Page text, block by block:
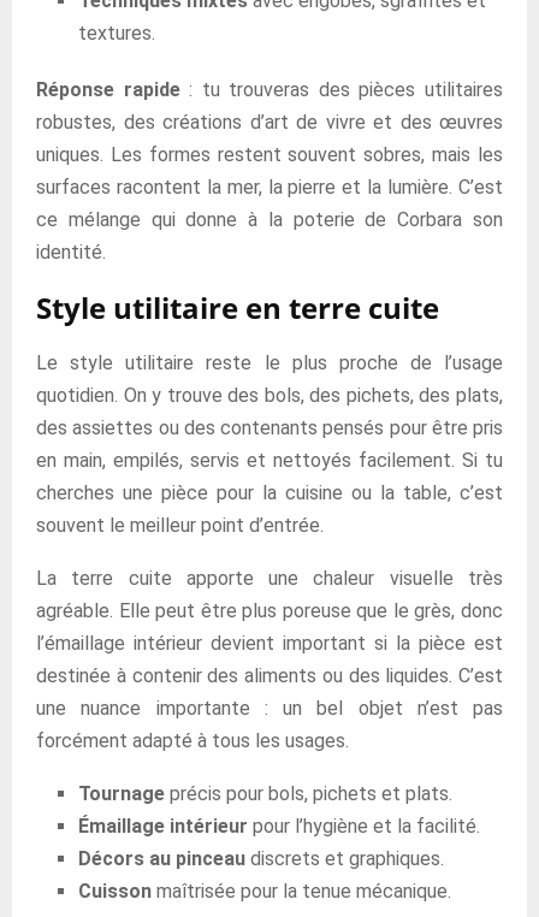
textures.
Réponse rapide: tu trouveras des pièces utilitaires
robustes, des créations d’art de vivre et des œuvres
uniques. Les formes restent souvent sobres, mais les
surfaces racontent la mer, la pierre et la lumière. C’est
ce mélange qui donne à la poterie de Corbara son
identité.
Style utilitaire en terre cuite
Le style utilitaire reste le plus proche de l’usage
quotidien. On y trouve des bols, des pichets, des plats,
des assiettes ou des contenants pensés pour être pris
en main, empilés, servis et nettoyés facilement. Si tu
cherches une pièce pour la cuisine ou la table, c’est
souvent le meilleur point d’entrée.
La terre cuite apporte une chaleur visuelle très
agréable. Elle peut être plus poreuse que le grès, donc
l’émaillage intérieur devient important si la pièce est
destinée à contenir des aliments ou des liquides. C’est
une nuance importante : un bel objet n’est pas
forcément adapté à tous les usages.
Tournage précis pour bols, pichets et plats.
Émaillage intérieur pour l’hygiène et la facilité.
Décors au pinceau discrets et graphiques.
Cuisson maîtrisée pour la tenue mécanique.